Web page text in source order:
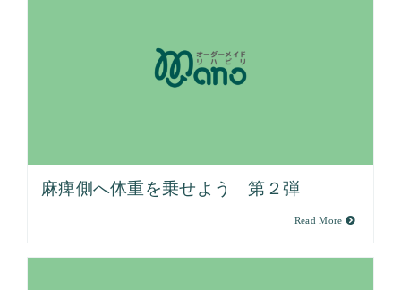
麻痺側へ体重を乗せよう 第２弾
Read More